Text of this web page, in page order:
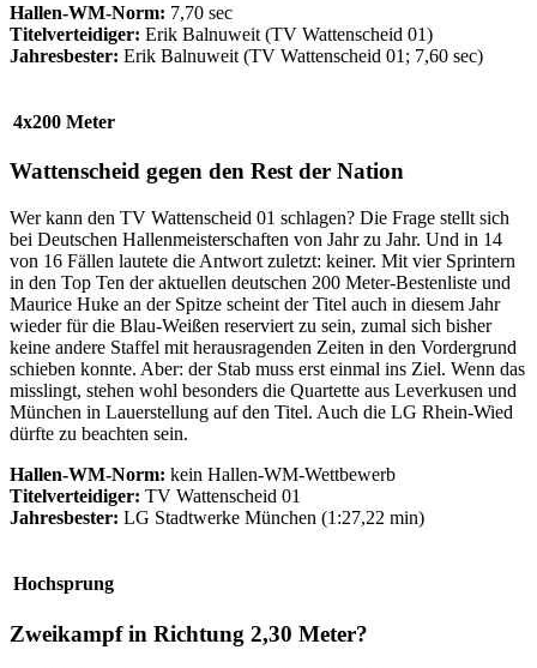
Hallen-WM-Norm: 7,70 sec
Titelverteidiger: Erik Balnuweit (TV Wattenscheid 01)
Jahresbester: Erik Balnuweit (TV Wattenscheid 01; 7,60 sec)
4x200 Meter
Wattenscheid gegen den Rest der Nation
Wer kann den TV Wattenscheid 01 schlagen? Die Frage stellt sich
bei Deutschen Hallenmeisterschaften von Jahr zu Jahr. Und in 14
von 16 Fällen lautete die Antwort zuletzt: keiner. Mit vier Sprintern
in den Top Ten der aktuellen deutschen 200 Meter-Bestenliste und
Maurice Huke an der Spitze scheint der Titel auch in diesem Jahr
wieder für die Blau-Weißen reserviert zu sein, zumal sich bisher
keine andere Staffel mit herausragenden Zeiten in den Vordergrund
schieben konnte. Aber: der Stab muss erst einmal ins Ziel. Wenn das
misslingt, stehen wohl besonders die Quartette aus Leverkusen und
München in Lauerstellung auf den Titel. Auch die LG Rhein-Wied
dürfte zu beachten sein.
Hallen-WM-Norm: kein Hallen-WM-Wettbewerb
Titelverteidiger: TV Wattenscheid 01
Jahresbester: LG Stadtwerke München (1:27,22 min)
Hochsprung
Zweikampf in Richtung 2,30 Meter?